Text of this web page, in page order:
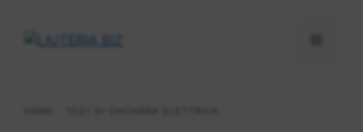
contenuto